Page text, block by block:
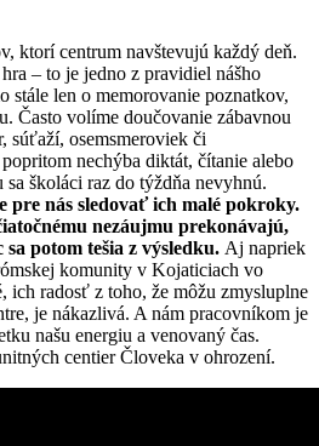
ktorí centrum navštevujú každý deň.
– to je jedno z pravidiel nášho
stále len o memorovanie poznatkov,
Často volíme doučovanie zábavnou
súťaží, osemsmeroviek či
nechýba diktát, čítanie alebo
školáci raz do týždňa nevyhnú.
pre nás sledovať ich malé pokroky.
nezáujmu prekonávajú,
potom tešia z výsledku. Aj napriek
komunity v Kojaticiach vo
ich radosť z toho, že môžu zmysluplne
je nákazlivá. A nám pracovníkom je
našu energiu a venovaný čas.
centier Človeka v ohrození.